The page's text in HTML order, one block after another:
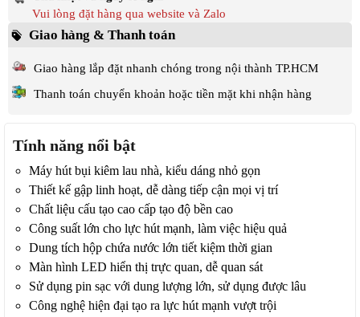
Vui lòng đặt hàng qua website và Zalo
Giao hàng & Thanh toán
Giao hàng lắp đặt nhanh chóng trong nội thành TP.HCM
Thanh toán chuyển khoản hoặc tiền mặt khi nhận hàng
Tính năng nổi bật
Máy hút bụi kiêm lau nhà, kiểu dáng nhỏ gọn
Thiết kế gập linh hoạt, dễ dàng tiếp cận mọi vị trí
Chất liệu cấu tạo cao cấp tạo độ bền cao
Công suất lớn cho lực hút mạnh, làm việc hiệu quả
Dung tích hộp chứa nước lớn tiết kiệm thời gian
Màn hình LED hiển thị trực quan, dễ quan sát
Sử dụng pin sạc với dung lượng lớn, sử dụng được lâu
Công nghệ hiện đại tạo ra lực hút mạnh vượt trội